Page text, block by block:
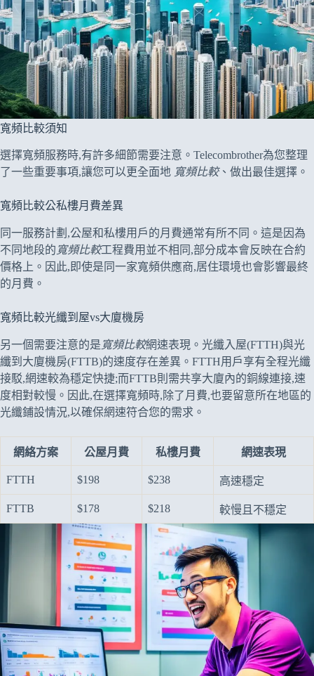
寬頻比較須知
選擇寬頻服務時,有許多細節需要注意。Telecombrother為您整理
了一些重要事項,讓您可以更全面地 寬頻比較、做出最佳選擇。
寬頻比較公私樓月費差異
同一服務計劃,公屋和私樓用戶的月費通常有所不同。這是因為
不同地段的 寬頻比較工程費用並不相同,部分成本會反映在合約
價格上。因此,即使是同一家寬頻供應商,居住環境也會影響最終
的月費。
寬頻比較光纖到屋vs大廈機房
另一個需要注意的是 寬頻比較網速表現。光纖入屋(FTTH)與光
纖到大廈機房(FTTB)的速度存在差異。FTTH用戶享有全程光纖
接駁,網速較為穩定快捷;而FTTB則需共享大廈內的銅線連接,速
度相對較慢。因此,在選擇寬頻時,除了月費,也要留意所在地區的
光纖鋪設情況,以確保網速符合您的需求。
網絡方案 公屋月費 私樓月費 網速表現
FTTH $198 $238 高速穩定
FTTB $178 $218 較慢且不穩定